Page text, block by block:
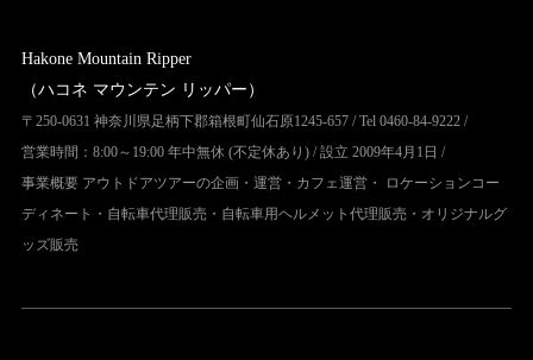
Hakone Mountain Ripper
（ハコネ マウンテン リッパー）
〒250-0631 神奈川県足柄下郡箱根町仙石原1245-657 / Tel 0460-84-9222 /
営業時間：8:00～19:00 年中無休 (不定休あり) / 設立 2009年4月1日 /
事業概要 アウトドアツアーの企画・運営・カフェ運営・ ロケーションコー
ディネート・自転車代理販売・自転車用ヘルメット代理販売・オリジナルグ
ッズ販売